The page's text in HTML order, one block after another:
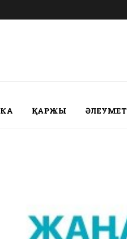
ҚАРЖЫ ӘЛЕУМЕТ